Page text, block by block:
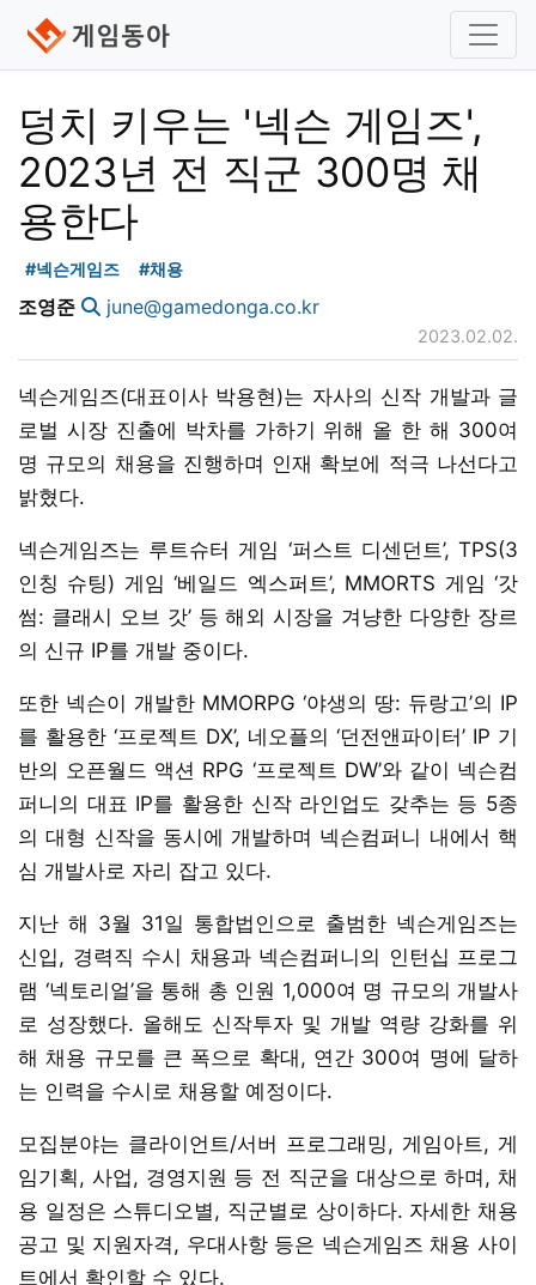
덩치 키우는 '넥슨 게임즈',
2023년 전 직군 300명 채
용한다
#넥슨게임즈 #채용
조영준 june@gamedonga.co.kr
2023.02.02.
넥슨게임즈(대표이사 박용현)는 자사의 신작 개발과 글
로벌 시장 진출에 박차를 가하기 위해 올 한 해 300여
명 규모의 채용을 진행하며 인재 확보에 적극 나선다고
밝혔다.
넥슨게임즈는 루트슈터 게임 ‘퍼스트 디센던트’, TPS(3
인칭 슈팅) 게임 ‘베일드 엑스퍼트’, MMORTS 게임 ‘갓
썸: 클래시 오브 갓’ 등 해외 시장을 겨냥한 다양한 장르
의 신규 IP를 개발 중이다.
또한 넥슨이 개발한 MMORPG ‘야생의 땅: 듀랑고’의 IP
를 활용한 ‘프로젝트 DX’, 네오플의 ‘던전앤파이터’ IP 기
반의 오픈월드 액션 RPG ‘프로젝트 DW’와 같이 넥슨컴
퍼니의 대표 IP를 활용한 신작 라인업도 갖추는 등 5종
의 대형 신작을 동시에 개발하며 넥슨컴퍼니 내에서 핵
심 개발사로 자리 잡고 있다.
지난 해 3월 31일 통합법인으로 출범한 넥슨게임즈는
신입, 경력직 수시 채용과 넥슨컴퍼니의 인턴십 프로그
램 ‘넥토리얼’을 통해 총 인원 1,000여 명 규모의 개발사
로 성장했다. 올해도 신작투자 및 개발 역량 강화를 위
해 채용 규모를 큰 폭으로 확대, 연간 300여 명에 달하
는 인력을 수시로 채용할 예정이다.
모집분야는 클라이언트/서버 프로그래밍, 게임아트, 게
임기획, 사업, 경영지원 등 전 직군을 대상으로 하며, 채
용 일정은 스튜디오별, 직군별로 상이하다. 자세한 채용
공고 및 지원자격, 우대사항 등은 넥슨게임즈 채용 사이
트에서 확인할 수 있다.